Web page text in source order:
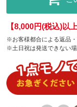
【8,000円(税込)以
※お客様都合による返品
※土日祝は発送できない